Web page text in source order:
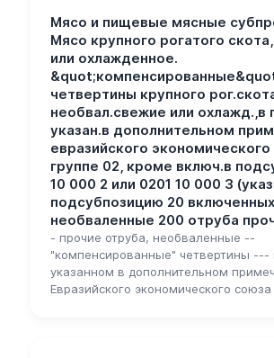
Мясо и пищевые мясные
Мясо крупного рогатого
или охлажденное.
четвертины крупного
необвал.свежие или охлажд.,в
указан.в дополнительном
евразийского
группе 02, кроме включ.в
10 000 2 или 0201 10 000 3
подсубпозицию 20 включенных
необваленные 200 отруба
- прочие отруба, необваленные --
"компенсированные" четвертины ---
указанном в дополнительном
Евразийского экономического союза